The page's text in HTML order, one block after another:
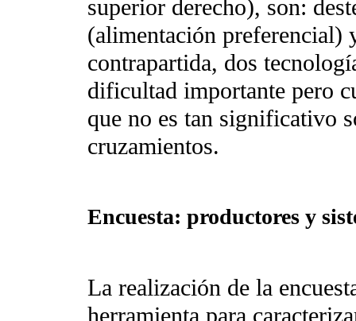
superior derecho), son:
(alimentación preferencial)
contrapartida, dos
dificultad importante pero
que no es tan significativo
cruzamientos.
Encuesta: productores y
La realización de la
herramienta para